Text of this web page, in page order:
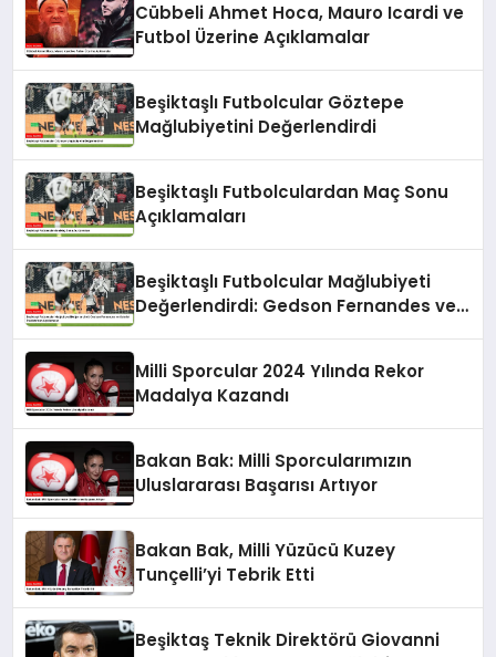
Cübbeli Ahmet Hoca, Mauro Icardi ve
Futbol Üzerine Açıklamalar
Beşiktaşlı Futbolcular Göztepe
Mağlubiyetini Değerlendirdi
Beşiktaşlı Futbolculardan Maç Sonu
Açıklamaları
Beşiktaşlı Futbolcular Mağlubiyeti
Değerlendirdi: Gedson Fernandes ve
Milli Sporcular 2024 Yılında Rekor
Madalya Kazandı
Bakan Bak: Milli Sporcularımızın
Uluslararası Başarısı Artıyor
Bakan Bak, Milli Yüzücü Kuzey
Tunçelli’yi Tebrik Etti
Beşiktaş Teknik Direktörü Giovanni